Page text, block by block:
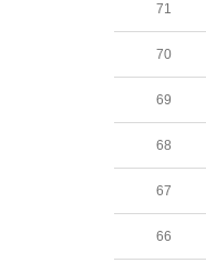
71
70
69
68
67
66